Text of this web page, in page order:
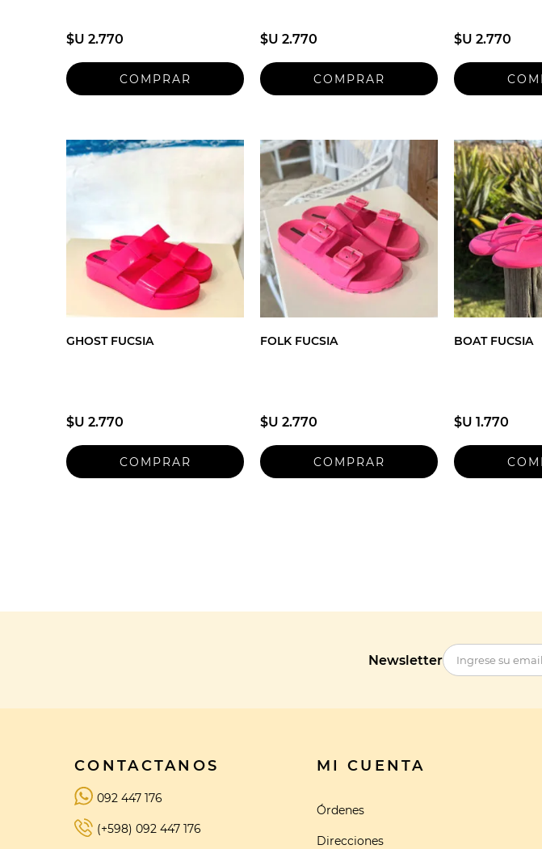
$U 2.770 $U 2.770 $U 2.770
GHOST FUCSIA
$U 2.770
FOLK FUCSIA
$U 2.770
BOAT FUCSIA
$U 1.770
Newsletter
CONTACTANOS
092 447 176
(+598) 092 447 176
MI CUENTA
Órdenes
Direcciones